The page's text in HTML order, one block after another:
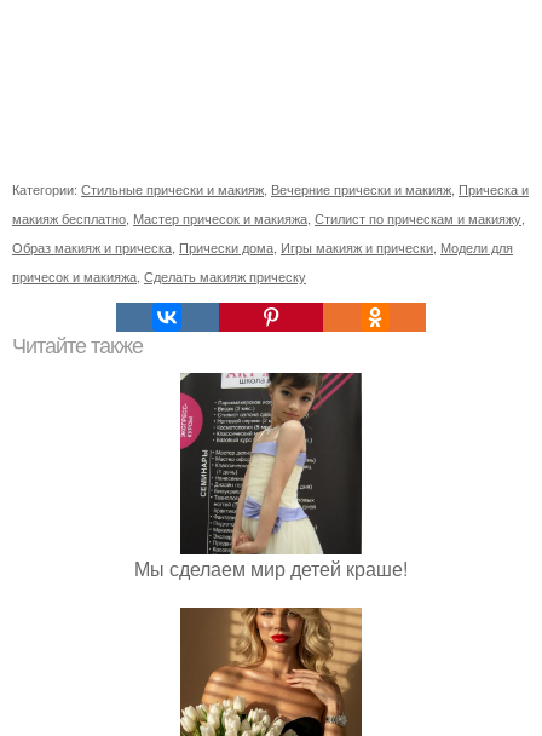
Категории: Стильные прически и макияж Вечерние прически и макияж Прическа и
макияж бесплатно Мастер причесок и макияжа Стилист по прическам и макияжу
Образ макияж и прическа Прически дома Игры макияж и прически Модели для
причесок и макияжа Сделать макияж прическу
Читайте также
Мы сделаем мир детей краше!